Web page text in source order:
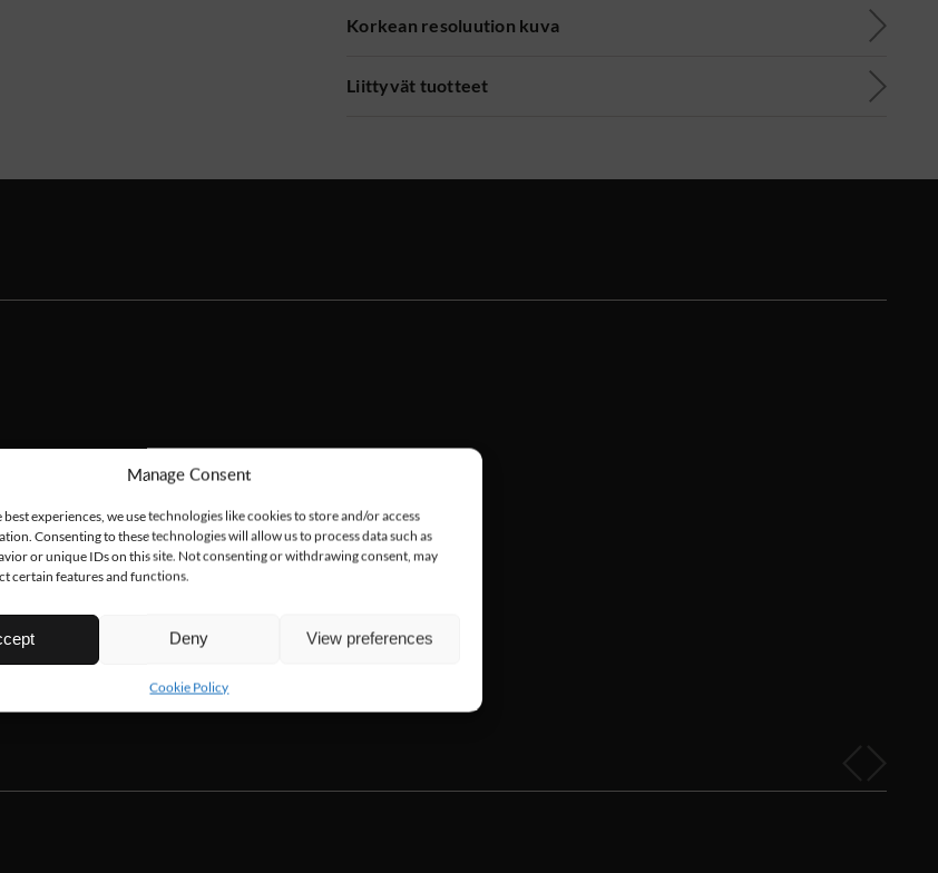
Manage Consent
experiences, we use technologies like cookies to store and/or access
Consenting to these technologies will allow us to process data such as
or unique IDs on this site. Not consenting or withdrawing consent, may
certain features and functions.
Deny View preferences
Cookie Policy
Korkean resoluution kuva
Liittyvät tuotteet